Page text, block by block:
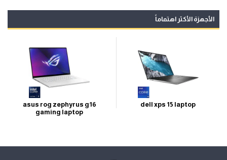
الأجهزة الأكثر اهتماماً
dell xps 15 laptop
asus rog zephyrus g16
gaming laptop